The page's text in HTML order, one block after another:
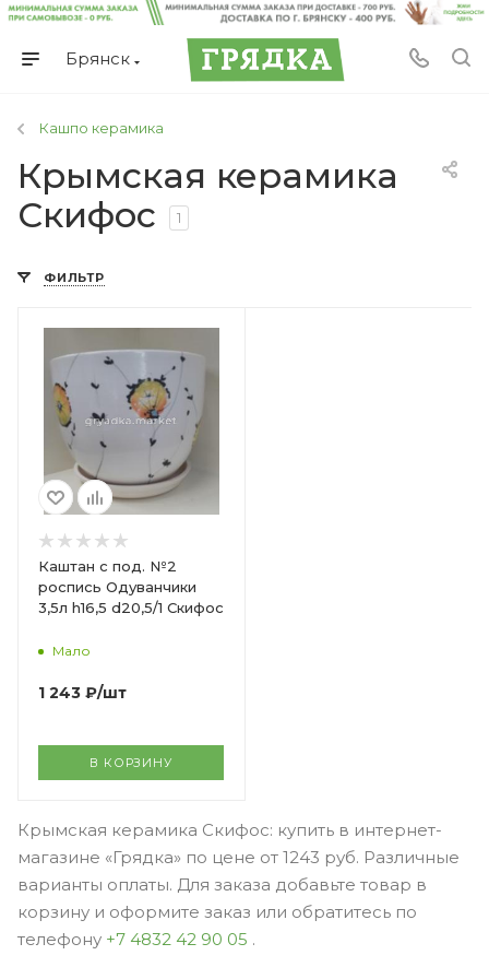
Брянск
Кашпо керамика
Крымская керамика
Скифос
1
ФИЛЬТР
Каштан с под. №2
роспись Одуванчики
3,5л h16,5 d20,5/1 Скифос
Мало
1 243 ₽/шт
В КОРЗИНУ
Крымская керамика Скифос: купить в интернет-
магазине «Грядка» по цене от 1243 руб. Различные
варианты оплаты. Для заказа добавьте товар в
корзину и оформите заказ или обратитесь по
телефону +7 4832 42 90 05 .